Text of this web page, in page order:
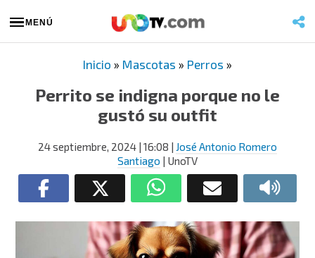
MENÚ
Inicio » Mascotas » Perros »
Perrito se indigna porque no le
gustó su outfit
24 septiembre, 2024 | 16:08 | José Antonio Romero
Santiago | UnoTV